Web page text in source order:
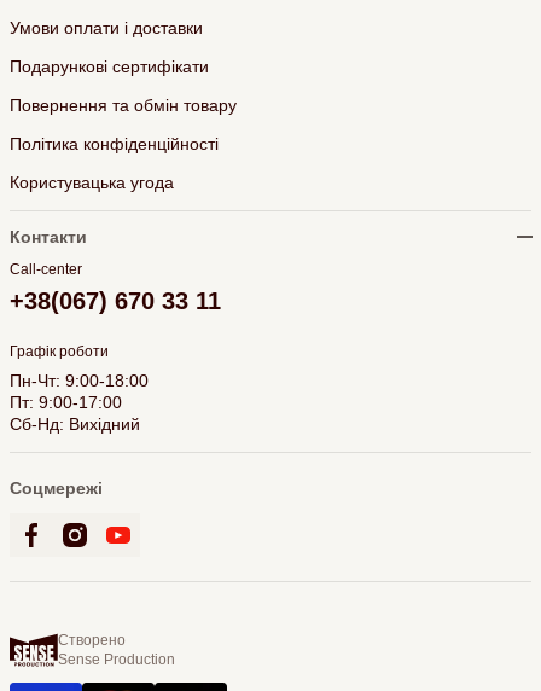
Умови оплати і доставки
Подарункові сертифікати
Повернення та обмін товару
Політика конфіденційності
Користувацька угода
Контакти
Call-center
+38(067) 670 33 11
Графік роботи
Пн-Чт: 9:00-18:00
Пт: 9:00-17:00
Сб-Нд: Вихідний
Соцмережі
Створено
Sense Production